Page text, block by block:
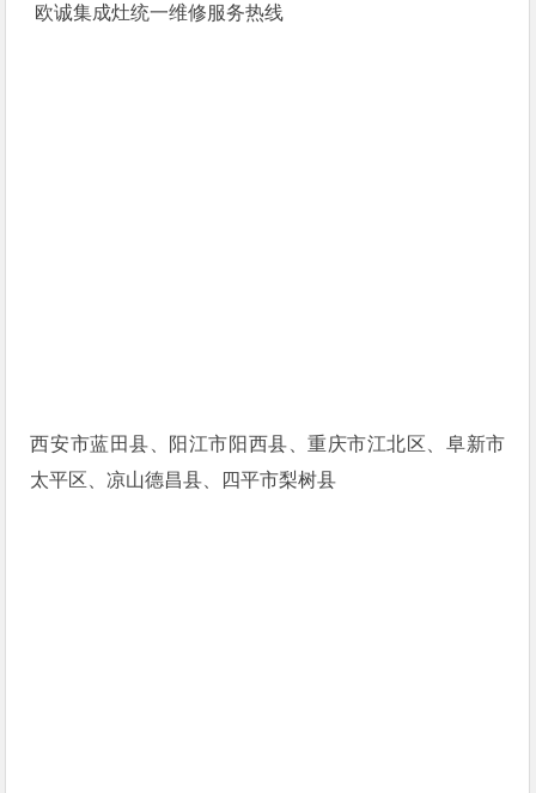
欧诚集成灶统一维修服务热线
西安市蓝田县、阳江市阳西县、重庆市江北区、阜新市
太平区、凉山德昌县、四平市梨树县